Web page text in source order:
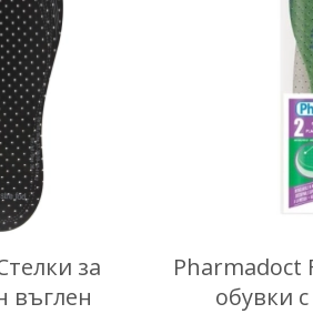
за
въглен
Pharmadoct
обувки